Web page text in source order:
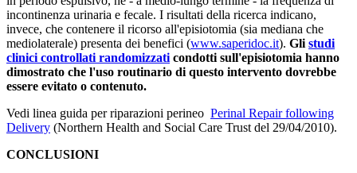
incontinenza urinaria e fecale. I risultati della ricerca indicano,
invece, che contenere il ricorso all'episiotomia (sia mediana che
mediolaterale) presenta dei benefici (www.saperidoc.it). Gli studi
clinici controllati randomizzati condotti sull'episiotomia hanno
dimostrato che l'uso routinario di questo intervento dovrebbe
essere evitato o contenuto.
Vedi linea guida per riparazioni perineo Perinal Repair following
Delivery (Northern Health and Social Care Trust del 29/04/2010).
CONCLUSIONI